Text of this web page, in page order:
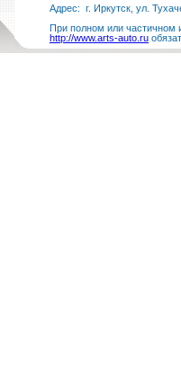
Адрес: г. Иркутск, ул.
При полном или частичном
http://www.arts-auto.ru